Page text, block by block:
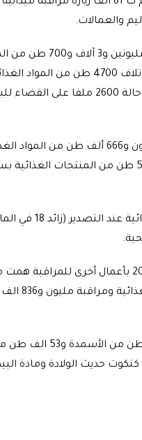
.
وأضاف البلاغ أن هذه التحريات،
بزيادة 42 في المائة مقارنة مع 2015)، أفضت الى حجز
وكشف المكتب أنه قام ، عند الاستيراد، بمراقبة 15
تم تسليم 51 الف و500 شهادة قبول ورفض دخول 5100 طن من
.
كما همت هذه الأعمال مراقبة